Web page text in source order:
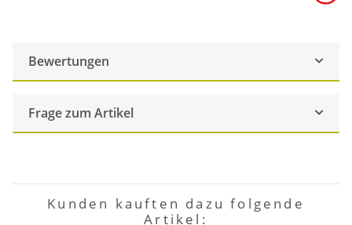
Bewertungen
Frage zum Artikel
Kunden kauften dazu folgende
Artikel: